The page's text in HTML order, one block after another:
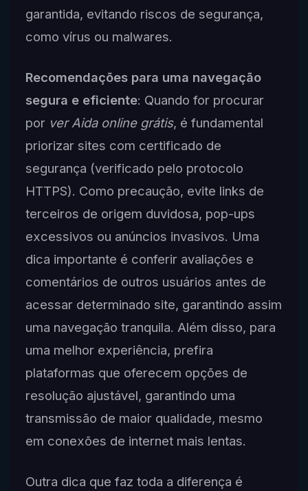
garantida, evitando riscos de segurança,
como vírus ou malwares.
Recomendações para uma navegação
segura e eficiente: Quando for procurar
por ver Aida online grátis, é fundamental
priorizar sites com certificado de
segurança (verificado pelo protocolo
HTTPS). Como precaução, evite links de
terceiros de origem duvidosa, pop-ups
excessivos ou anúncios invasivos. Uma
dica importante é conferir avaliações e
comentários de outros usuários antes de
acessar determinado site, garantindo assim
uma navegação tranquila. Além disso, para
uma melhor experiência, prefira
plataformas que oferecem opções de
resolução ajustável, garantindo uma
transmissão de maior qualidade, mesmo
em conexões de internet mais lentas.
Outra dica que faz toda a diferença é